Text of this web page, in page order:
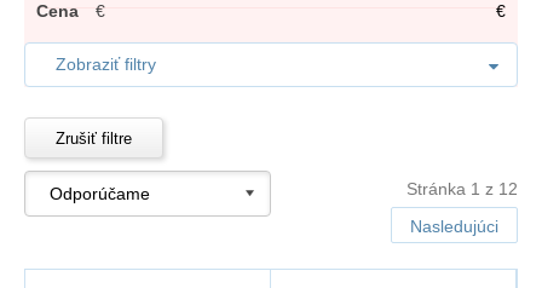
Cena € €
Zobraziť filtry
Zrušiť filtre
Stránka 1 z 12
Nasledujúci